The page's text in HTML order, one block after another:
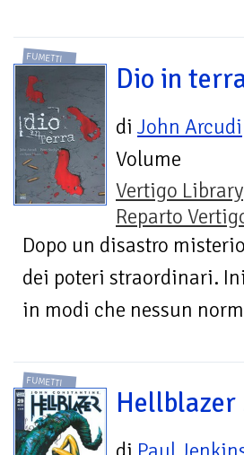
FUMETTI
Dio in
di John Arcudi
Volume
Vertigo Library
Reparto
Dopo un disastro
dei poteri straordinari.
in modi che nessun
FUMETTI
Hellblazer